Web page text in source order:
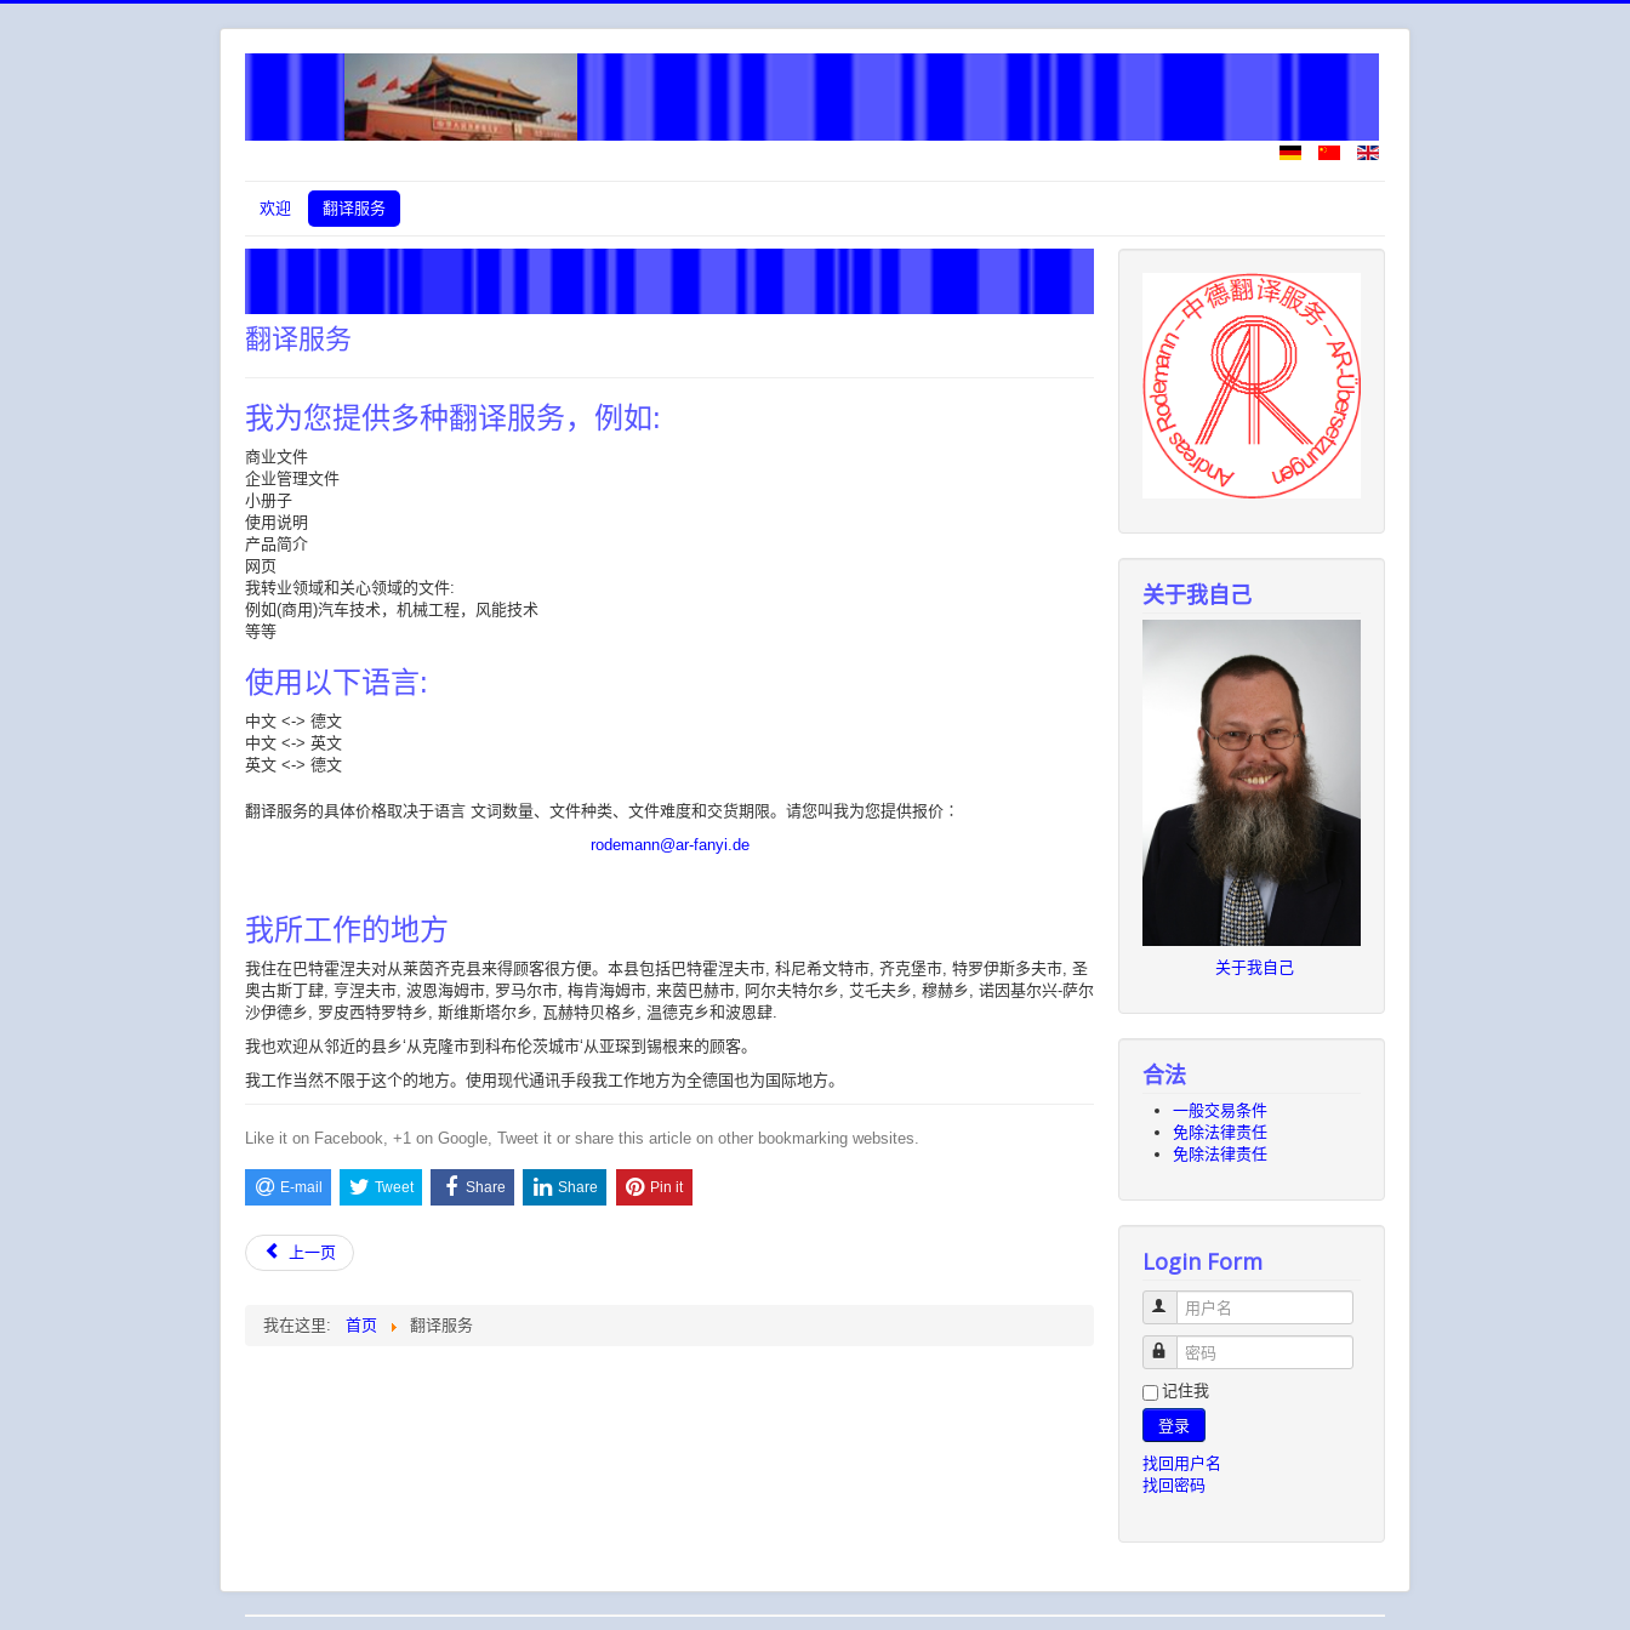
欢迎 翻译服务
翻译服务
我为您提供多种翻译服务，例如:
商业文件
企业管理文件
小册子
使用说明
产品简介
网页
我转业领域和关心领域的文件:
例如(商用)汽车技术，机械工程，风能技术
等等
使用以下语言:
中文 <-> 德文
中文 <-> 英文
英文 <-> 德文
翻译服务的具体价格取决于语言 文词数量、文件种类、文件难度和交货期限。请您叫我为您提供报价∶
rodemann@ar-fanyi.de
我所工作的地方
我住在巴特霍涅夫对从莱茵齐克县来得顾客很方便。本县包括巴特霍涅夫市, 科尼希文特市, 齐克堡市, 特罗伊斯多夫市, 圣
奥古斯丁肆, 亨涅夫市, 波恩海姆市, 罗马尔市, 梅肯海姆市, 来茵巴赫市, 阿尔夫特尔乡, 艾乇夫乡, 穆赫乡, 诺因基尔兴-萨尔
沙伊德乡, 罗皮西特罗特乡, 斯维斯塔尔乡, 瓦赫特贝格乡, 温德克乡和波恩肆.
我也欢迎从邻近的县乡‘从克隆市到科布伦茨城市‘从亚琛到锡根来的顾客。
我工作当然不限于这个的地方。使用现代通讯手段我工作地方为全德国也为国际地方。
Like it on Facebook, +1 on Google, Tweet it or share this article on other bookmarking websites.
E-mail Tweet Share Share Pin it
上一页
我在这里: 首页 翻译服务
关于我自己
关于我自己
合法
一般​交易​条件
免除​法律​责任
免除​法律​责任
Login Form
用户名
密码
记住我
登录
找回用户名
找回密码